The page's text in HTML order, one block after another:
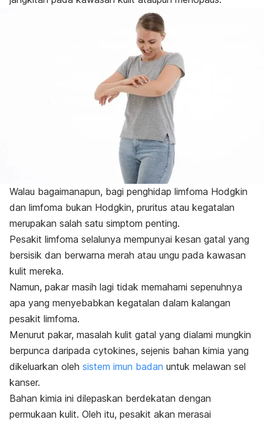
Walau bagaimanapun, bagi penghidap limfoma Hodgkin
dan limfoma bukan Hodgkin, pruritus atau kegatalan
merupakan salah satu simptom penting.
Pesakit limfoma selalunya mempunyai kesan gatal yang
bersisik dan berwarna merah atau ungu pada kawasan
kulit mereka.
Namun, pakar masih lagi tidak memahami sepenuhnya
apa yang menyebabkan kegatalan dalam kalangan
pesakit limfoma.
Menurut pakar, masalah kulit gatal yang dialami mungkin
berpunca daripada cytokines, sejenis bahan kimia yang
dikeluarkan oleh sistem imun badan untuk melawan sel
kanser.
Bahan kimia ini dilepaskan berdekatan dengan
permukaan kulit. Oleh itu, pesakit akan merasai